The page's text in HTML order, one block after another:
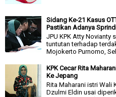
Sidang Ke-21 Kasus
Pastikan Adanya
JPU KPK Atty Novianty
tuntutan terhadap
Mojokerto Purnomo,
KPK Cecar Rita
Ke Jepang
Rita Maharani istri Wali
Dzulmi Eldin usai